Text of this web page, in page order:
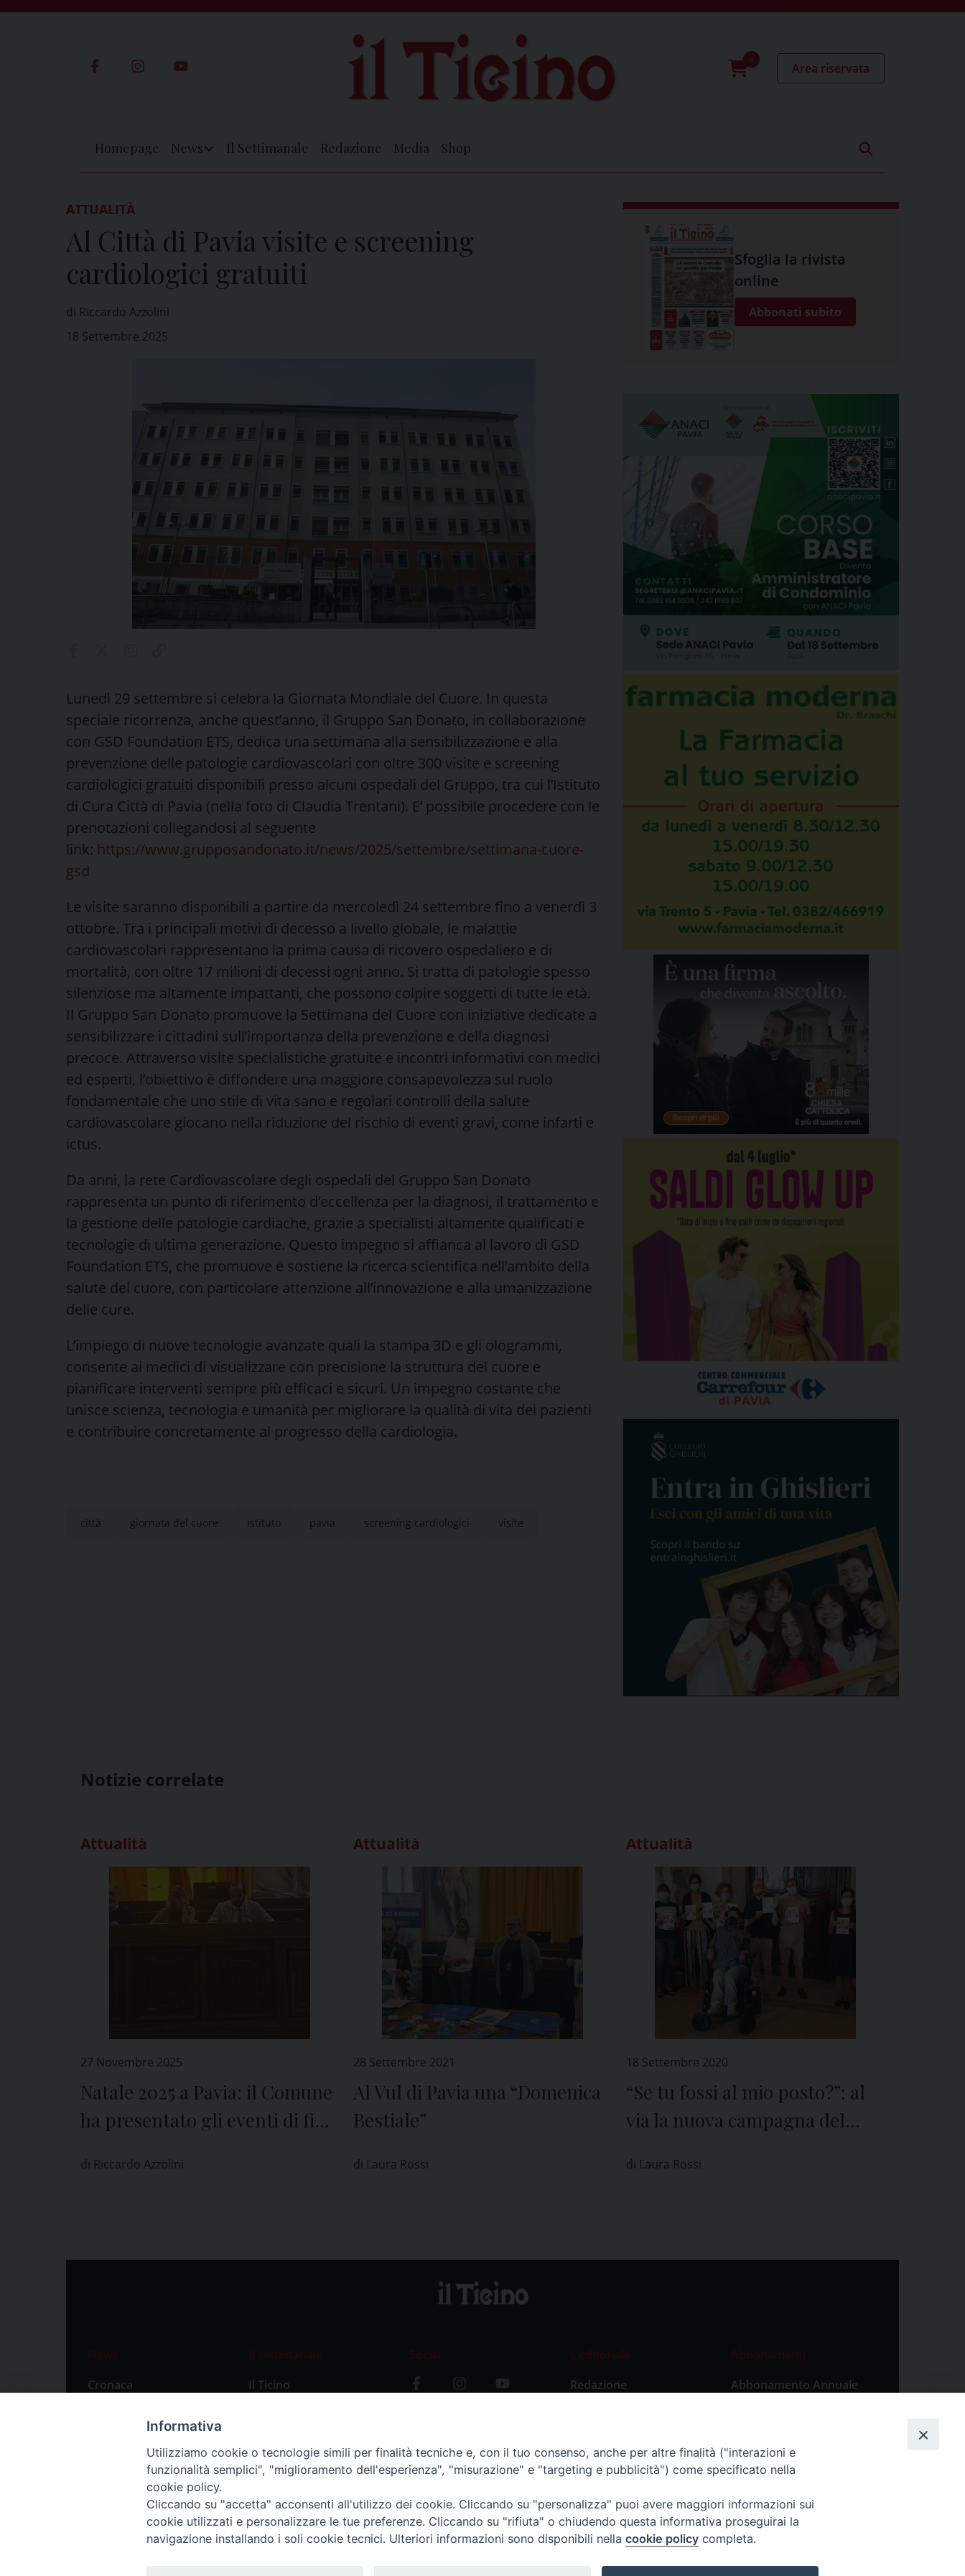
0
Area riservata
Homepage News Il Settimanale Redazione Media Shop
ATTUALITÀ
Al Città di Pavia visite e screening
cardiologici gratuiti
di Riccardo Azzolini
18 Settembre 2025
Lunedì 29 settembre si celebra la Giornata Mondiale del Cuore. In questa
speciale ricorrenza, anche quest’anno, il Gruppo San Donato, in collaborazione
con GSD Foundation ETS, dedica una settimana alla sensibilizzazione e alla
prevenzione delle patologie cardiovascolari con oltre 300 visite e screening
cardiologici gratuiti disponibili presso alcuni ospedali del Gruppo, tra cui l’Istituto
di Cura Città di Pavia (nella foto di Claudia Trentani). E’ possibile procedere con le
prenotazioni collegandosi al seguente
link: https://www.grupposandonato.it/news/2025/settembre/settimana-cuore-
gsd
Le visite saranno disponibili a partire da mercoledì 24 settembre fino a venerdì 3
ottobre. Tra i principali motivi di decesso a livello globale, le malattie
cardiovascolari rappresentano la prima causa di ricovero ospedaliero e di
mortalità, con oltre 17 milioni di decessi ogni anno. Si tratta di patologie spesso
silenziose ma altamente impattanti, che possono colpire soggetti di tutte le età.
Il Gruppo San Donato promuove la Settimana del Cuore con iniziative dedicate a
sensibilizzare i cittadini sull’importanza della prevenzione e della diagnosi
precoce. Attraverso visite specialistiche gratuite e incontri informativi con medici
ed esperti, l’obiettivo è diffondere una maggiore consapevolezza sul ruolo
fondamentale che uno stile di vita sano e regolari controlli della salute
cardiovascolare giocano nella riduzione del rischio di eventi gravi, come infarti e
ictus.
Da anni, la rete Cardiovascolare degli ospedali del Gruppo San Donato
rappresenta un punto di riferimento d’eccellenza per la diagnosi, il trattamento e
la gestione delle patologie cardiache, grazie a specialisti altamente qualificati e
tecnologie di ultima generazione. Questo impegno si affianca al lavoro di GSD
Foundation ETS, che promuove e sostiene la ricerca scientifica nell’ambito della
salute del cuore, con particolare attenzione all’innovazione e alla umanizzazione
delle cure.
L’impiego di nuove tecnologie avanzate quali la stampa 3D e gli ologrammi,
consente ai medici di visualizzare con precisione la struttura del cuore e
pianificare interventi sempre più efficaci e sicuri. Un impegno costante che
unisce scienza, tecnologia e umanità per migliorare la qualità di vita dei pazienti
e contribuire concretamente al progresso della cardiologia.
città giornata del cuore istituto pavia screening cardiologici visite
Sfoglia la rivista
online
Abbonati subito
Notizie correlate
Attualità
27 Novembre 2025
Natale 2025 a Pavia: il Comune
ha presentato gli eventi di fine
di Riccardo Azzolini
Attualità
28 Settembre 2021
Al Vul di Pavia una “Domenica
Bestiale”
di Laura Rossi
Attualità
18 Settembre 2020
“Se tu fossi al mio posto?”: al
via la nuova campagna del
discriminazione
di Laura Rossi
News
Cronaca
Primo Piano
Il settimanale
Il Ticino
Social
L’editoriale
Redazione
Abbonamenti
Abbonamento Annuale
Abbonamento Singola
Informativa
Utilizziamo cookie o tecnologie simili per finalità tecniche e, con il tuo consenso, anche per altre finalità ("interazioni e
funzionalità semplici", "miglioramento dell'esperienza", "misurazione" e "targeting e pubblicità") come specificato nella
cookie policy.
Cliccando su "accetta" acconsenti all'utilizzo dei cookie. Cliccando su "personalizza" puoi avere maggiori informazioni sui
cookie utilizzati e personalizzare le tue preferenze. Cliccando su "rifiuta" o chiudendo questa informativa proseguirai la
navigazione installando i soli cookie tecnici. Ulteriori informazioni sono disponibili nella cookie policy completa.